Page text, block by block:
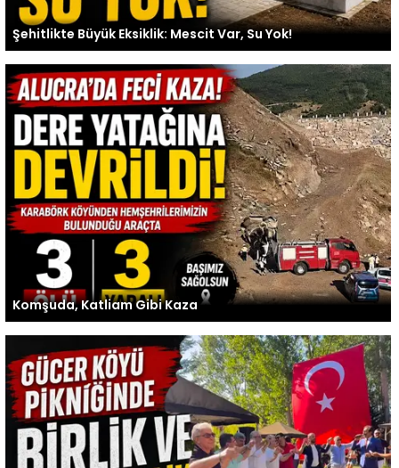
Şehitlikte Büyük Eksiklik: Mescit Var, Su Yok!
Komşuda, Katliam Gibi Kaza